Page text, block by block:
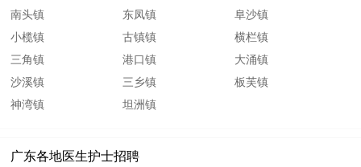
南头镇
东凤镇
阜沙镇
小榄镇
古镇镇
横栏镇
三角镇
港口镇
大涌镇
沙溪镇
三乡镇
板芙镇
神湾镇
坦洲镇
广东各地医生护士招聘